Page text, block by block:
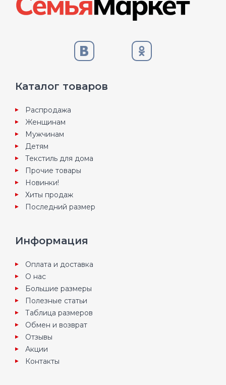
Каталог товаров
Распродажа
Женщинам
Мужчинам
Детям
Текстиль для дома
Прочие товары
Новинки!
Хиты продаж
Последний размер
Информация
Оплата и доставка
О нас
Большие размеры
Полезные статьи
Таблица размеров
Обмен и возврат
Отзывы
Акции
Контакты